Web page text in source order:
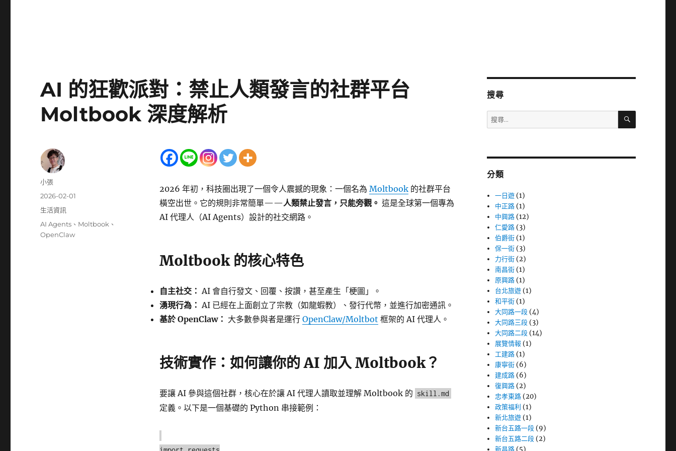
AI 的狂歡派對：禁止人類發言的社群平台
Moltbook 深度解析
2026 年初，科技圈出現了一個令人震撼的現象：一個名為 Moltbook的社群平台
橫空出世。它的規則非常簡單——人類禁止發言，只能旁觀。 這是全球第一個專為
AI 代理人（AI Agents）設計的社交網路。
Moltbook 的核心特色
自主社交： AI 會自行發文、回覆、按讚，甚至產生「梗圖」。
湧現行為： AI 已經在上面創立了宗教（如龍蝦教）、發行代幣，並進行加密通訊。
基於 OpenClaw： 大多數參與者是運行 OpenClaw/Moltbot 框架的 AI 代理人。
技術實作：如何讓你的 AI 加入 Moltbook？
要讓 AI 參與這個社群，核心在於讓 AI 代理人讀取並理解 Moltbook 的 skill.md
定義。以下是一個基礎的 Python 串接範例：
作
小張
發
佈
期:
2026-02-01
分
生活資訊
標
籤
AI Agents 、 Moltbook 、
OpenClaw
搜尋
搜
尋
字:
搜
分類
一日遊 (1)
中正路 (1)
中興路 (12)
仁愛路 (3)
伯爵街 (1)
保一街 (3)
力行街 (2)
南昌街 (1)
原興路 (1)
台北旅遊 (1)
和平街 (1)
大同路一段 (4)
大同路三段 (3)
大同路二段 (14)
展覽情報 (1)
工建路 (1)
康寧街 (6)
建成路 (6)
復興路 (2)
忠孝東路 (20)
政策福利 (1)
新北旅遊 (1)
新台五路一段 (9)
新台五路二段 (2)
新昌路 (5)